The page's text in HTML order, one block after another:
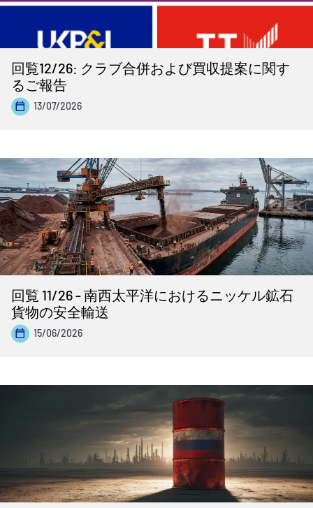
回覧12/26: クラブ合併および買収提案に関す
るご報告
13/07/2026
回覧 11/26 - 南西太平洋におけるニッケル鉱石
貨物の安全輸送
15/06/2026